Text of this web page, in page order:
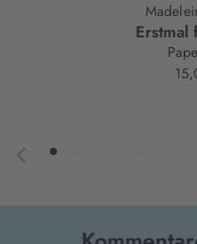
Erstmal